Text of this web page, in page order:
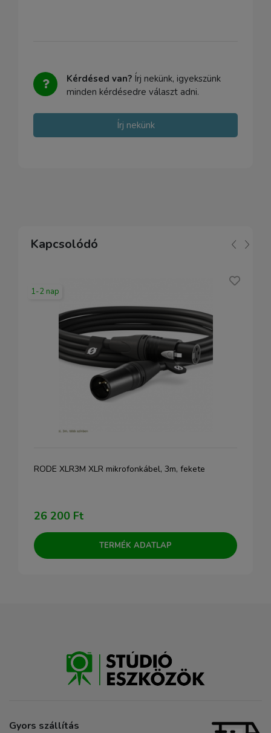
Kérdésed van? Írj nekünk, igyekszünk
minden kérdésedre választ adni.
Írj nekünk
Kapcsolódó
1-2 nap
RODE XLR3M XLR mikrofonkábel, 3m, fekete
26 200 Ft
TERMÉK ADATLAP
Gyors szállítás